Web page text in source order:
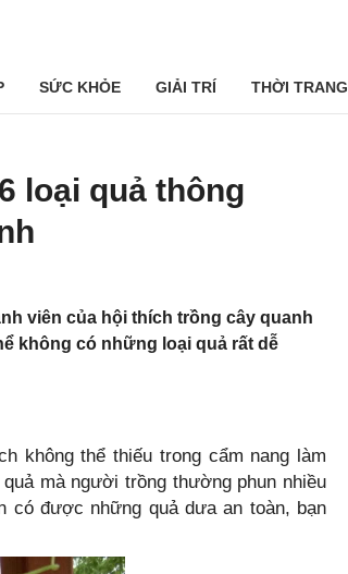
SỨC KHỎE GIẢI TRÍ THỜI TRANG
loại quả thông
viên của hội thích trồng cây quanh
không có những loại quả rất dễ
không thể thiếu trong cẩm nang làm
mà người trồng thường phun nhiều
được những quả dưa an toàn, bạn